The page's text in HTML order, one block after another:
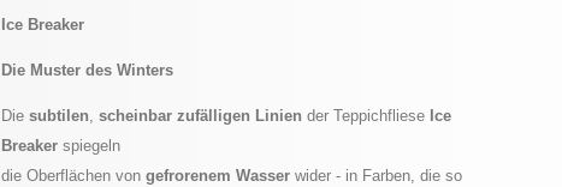
Ice Breaker
Die Muster des Winters
Die subtilen, scheinbar zufälligen Linien der Teppichfliese Ice
Breaker spiegeln
die Oberflächen von gefrorenem Wasser wider - in Farben, die so